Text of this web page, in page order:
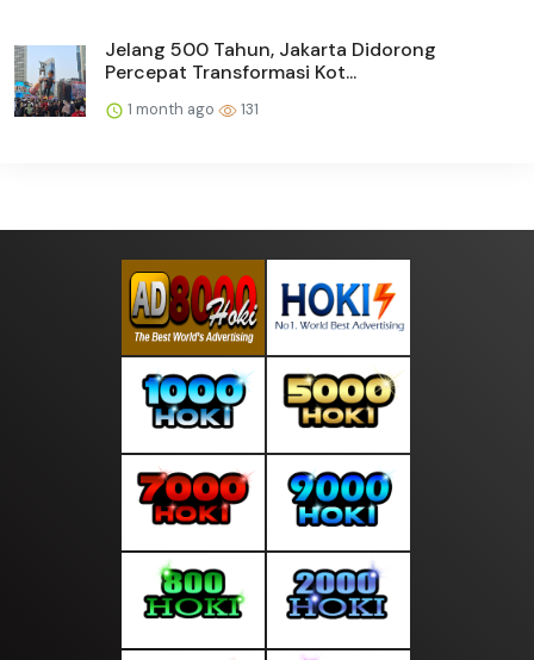
Jelang 500 Tahun, Jakarta Didorong
Percepat Transformasi Kot...
1 month ago 131